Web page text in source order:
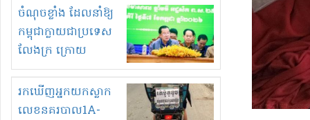
ចំណុចខ្លាំង ដែលនាំឱ្យ
កម្ពុជាក្លាយជាប្រទេស
លែងក្រ ក្រោយ
ឆ្នាំ២០៣០
រកឃើញអ្នកយកស្លាក
លេខនគរបាល1A-